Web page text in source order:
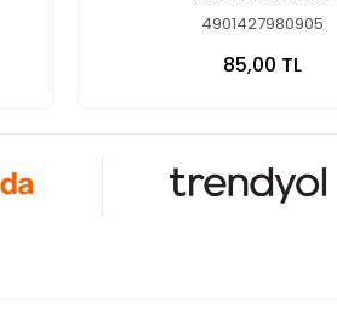
4901427980905
85,00 TL